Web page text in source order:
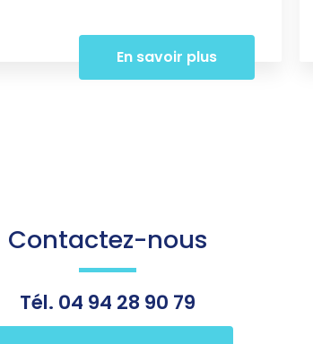
En savoir plus
Contactez-nous
Tél. 04 94 28 90 79